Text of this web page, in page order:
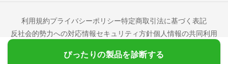
ぴったりの製品を診断する
利用規約プライバシーポリシー特定商取引法に基づく表記
反社会的勢力への対応情報セキュリティ方針個人情報の共同利用
© 2017-2026MeetsMore Inc.